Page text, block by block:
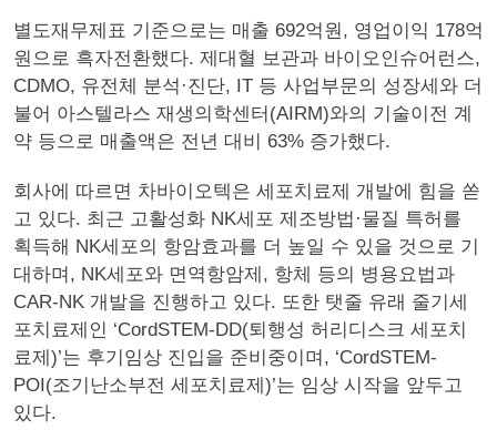
별도재무제표 기준으로는 매출 692억원, 영업이익 178억
원으로 흑자전환했다. 제대혈 보관과 바이오인슈어런스,
CDMO, 유전체 분석·진단, IT 등 사업부문의 성장세와 더
불어 아스텔라스 재생의학센터(AIRM)와의 기술이전 계
약 등으로 매출액은 전년 대비 63% 증가했다.
회사에 따르면 차바이오텍은 세포치료제 개발에 힘을 쏟
고 있다. 최근 고활성화 NK세포 제조방법·물질 특허를
획득해 NK세포의 항암효과를 더 높일 수 있을 것으로 기
대하며, NK세포와 면역항암제, 항체 등의 병용요법과
CAR-NK 개발을 진행하고 있다. 또한 탯줄 유래 줄기세
포치료제인 ‘CordSTEM-DD(퇴행성 허리디스크 세포치
료제)’는 후기임상 진입을 준비중이며, ‘CordSTEM-
POI(조기난소부전 세포치료제)’는 임상 시작을 앞두고
있다.